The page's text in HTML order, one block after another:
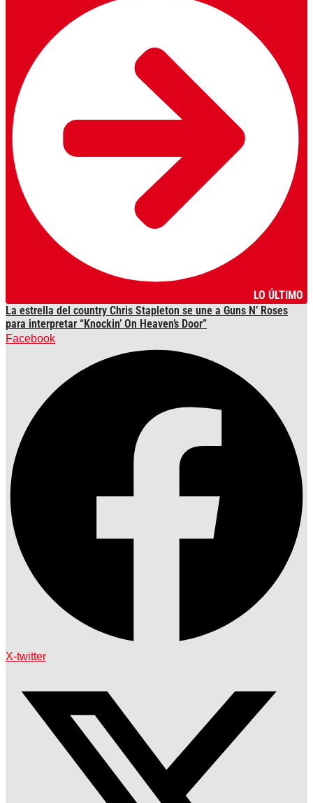
LO ÚLTIMO
La estrella del country Chris Stapleton se une a Guns N’ Roses
para interpretar “Knockin’ On Heaven’s Door”
Facebook
X-twitter